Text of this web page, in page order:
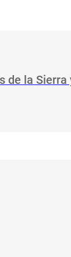
de la